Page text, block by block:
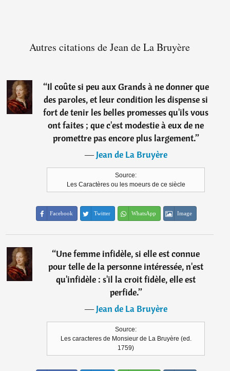
Autres citations de Jean de La Bruyère
“Il coûte si peu aux Grands à ne donner que
des paroles, et leur condition les dispense si
fort de tenir les belles promesses qu'ils vous
ont faites ; que c'est modestie à eux de ne
promettre pas encore plus largement.”
―Jean de La Bruyère
Source:
Les Caractères ou les moeurs de ce siècle
Facebook Twitter WhatsApp Image
“Une femme infidèle, si elle est connue
pour telle de la personne intéressée, n'est
qu'infidèle : s'il la croit fidèle, elle est
perfide.”
―Jean de La Bruyère
Source:
Les caracteres de Monsieur de La Bruyère (ed.
1759)